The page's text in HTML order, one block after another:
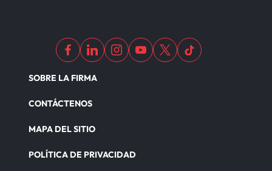
SOBRE LA FIRMA
CONTÁCTENOS
MAPA DEL SITIO
POLÍTICA DE PRIVACIDAD